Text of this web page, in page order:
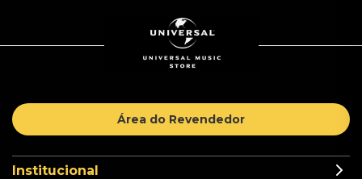
Área do Revendedor
Institucional